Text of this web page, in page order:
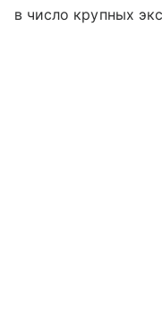
в число крупных